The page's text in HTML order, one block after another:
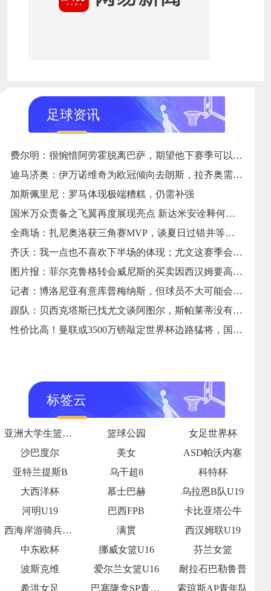
足球资讯
费尔明：很惋惜阿劳霍脱离巴萨，期望他下赛季可以回来
迪马济奥：伊万诺维奇为欧冠倾向去朗斯，拉齐奥需寻人选代替
加斯佩里尼：罗马体现极端糟糕，仍需补强
国米万众责备之飞翼再度展现亮点 新达米安诠释何谓得心应手
全商场：扎尼奥洛获三角赛MVP，谈夏日过错并等待重返国家
齐沃：我一点也不喜欢下半场的体现；尤文这赛季会很有竞争力
图片报：菲尔克鲁格转会威尼斯的买卖因西汉姆要高价而告吹
记者：博洛尼亚有意库普梅纳斯，但球员不大可能会承受约请
跟队：贝西克塔斯已找尤文谈阿图尔，斯帕莱蒂没有做终究决议
性价比高！曼联或3500万镑敲定世界杯边路猛将，国米先下手也没用
标签云
亚洲大学生篮球联赛半决赛 篮球公园
女足世界杯
沙巴度尔
美女
ASD帕沃内塞
亚特兰提斯B
乌干超8
科特杯
大西洋杯
慕士巴赫
乌拉恩B队U19
河明U19
巴西FPB
卡比亚塔公牛
西海岸游骑兵女足
满贯
西汉姆联U19
中东欧杯
挪威女篮U16
芬兰女篮
波斯克维
爱尔兰女篮U16
耐拉石巴勒鲁普
希洪女足
巴塞隆拿SP青年队 索琼斯AP青年队